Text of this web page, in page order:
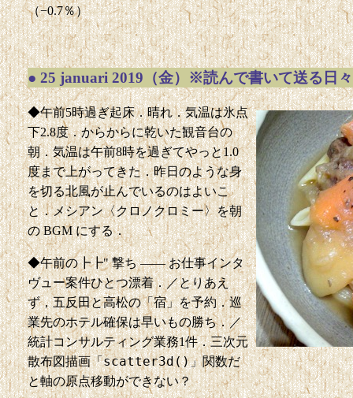
（−0.7％）
● 25 januari 2019（金）※読んで書いて送る日々
◆午前5時過ぎ起床．晴れ．気温は氷点
下2.8度．からからに乾いた観音台の
朝．気温は午前8時を過ぎてやっと1.0
度まで上がってきた．昨日のような身
を切る北風が止んでいるのはよいこ
と．メシアン〈クロノクロミー〉を朝
の BGM にする．
◆午前の┣┣" 撃ち —— お仕事インタ
ヴュー案件ひとつ漂着．／とりあえ
ず，五反田と高松の「宿」を予約．巡
業先のホテル確保は早いもの勝ち．／
統計コンサルティング業務1件．三次元
散布図描画「scatter3d()」関数だ
と軸の原点移動ができない？